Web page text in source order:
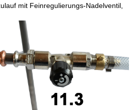
mit Feinregulierungs-Nadelventil,